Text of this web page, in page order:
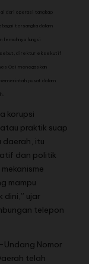
dari operasi tangkap
tersangka dalam
lemahnya fungsi
direktur eksekutif
Oci menegaskan
pusat dalam
korupsi
praktik suap
daerah, itu
dan politik
mampu
dini,” ujar
telepon
Nomor
telah